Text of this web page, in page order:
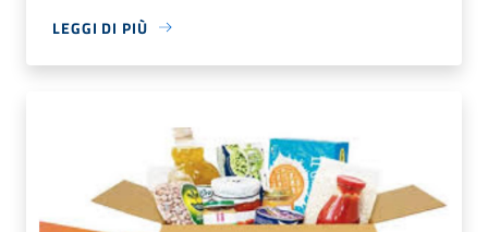
LEGGI DI PIÙ